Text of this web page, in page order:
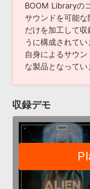
BOOM Libraryの
サウンドを可能
だけを加工して
うに構成されてい
自身によるサウ
な製品となってい
収録デモ